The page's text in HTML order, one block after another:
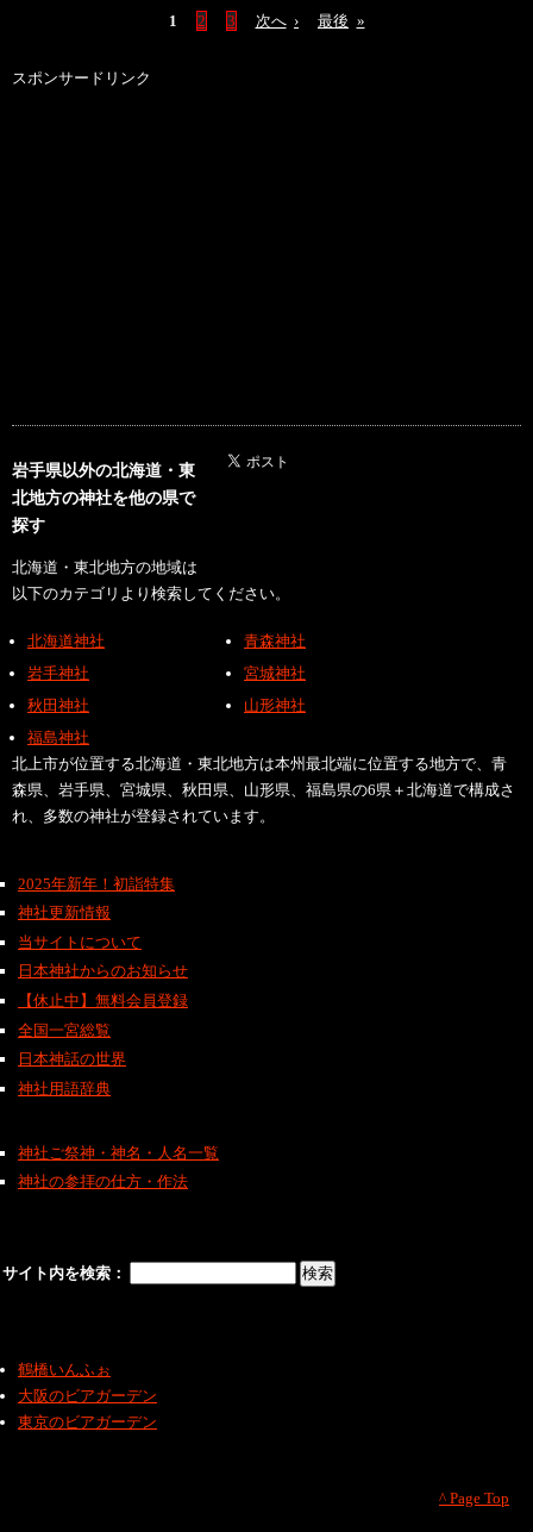
1 2 3 次へ › 最後 »
スポンサードリンク
岩手県以外の北海道・東
北地方の神社を他の県で
探す
北海道・東北地方の地域は
以下のカテゴリより検索してください。
北海道神社
青森神社
岩手神社
宮城神社
秋田神社
山形神社
福島神社
北上市が位置する北海道・東北地方は本州最北端に位置する地方で、青
森県、岩手県、宮城県、秋田県、山形県、福島県の6県＋北海道で構成さ
れ、多数の神社が登録されています。
2025年新年！初詣特集
神社更新情報
当サイトについて
日本神社からのお知らせ
【休止中】無料会員登録
全国一宮総覧
日本神話の世界
神社用語辞典
神社ご祭神・神名・人名一覧
神社の参拝の仕方・作法
サイト内を検索：
鶴橋いんふぉ
大阪のビアガーデン
東京のビアガーデン
^ Page Top